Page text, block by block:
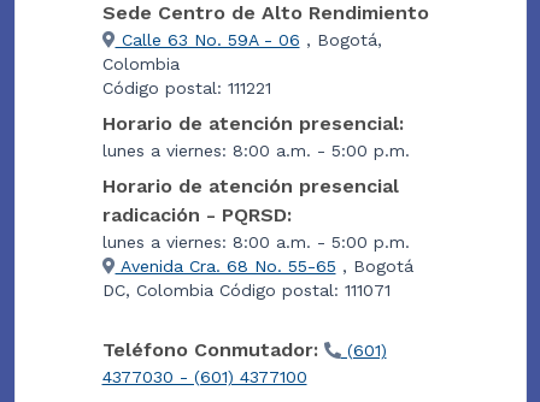
Sede Centro de Alto Rendimiento
Calle 63 No. 59A - 06 , Bogotá,
Colombia
Código postal: 111221
Horario de atención presencial:
lunes a viernes: 8:00 a.m. - 5:00 p.m.
Horario de atención presencial
radicación - PQRSD:
lunes a viernes: 8:00 a.m. - 5:00 p.m.
Avenida Cra. 68 No. 55-65 , Bogotá
DC, Colombia Código postal: 111071
Teléfono Conmutador:
(601)
4377030 - (601) 4377100